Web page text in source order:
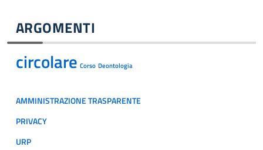
ARGOMENTI
circolare Corso Deontologia
AMMINISTRAZIONE TRASPARENTE
PRIVACY
URP